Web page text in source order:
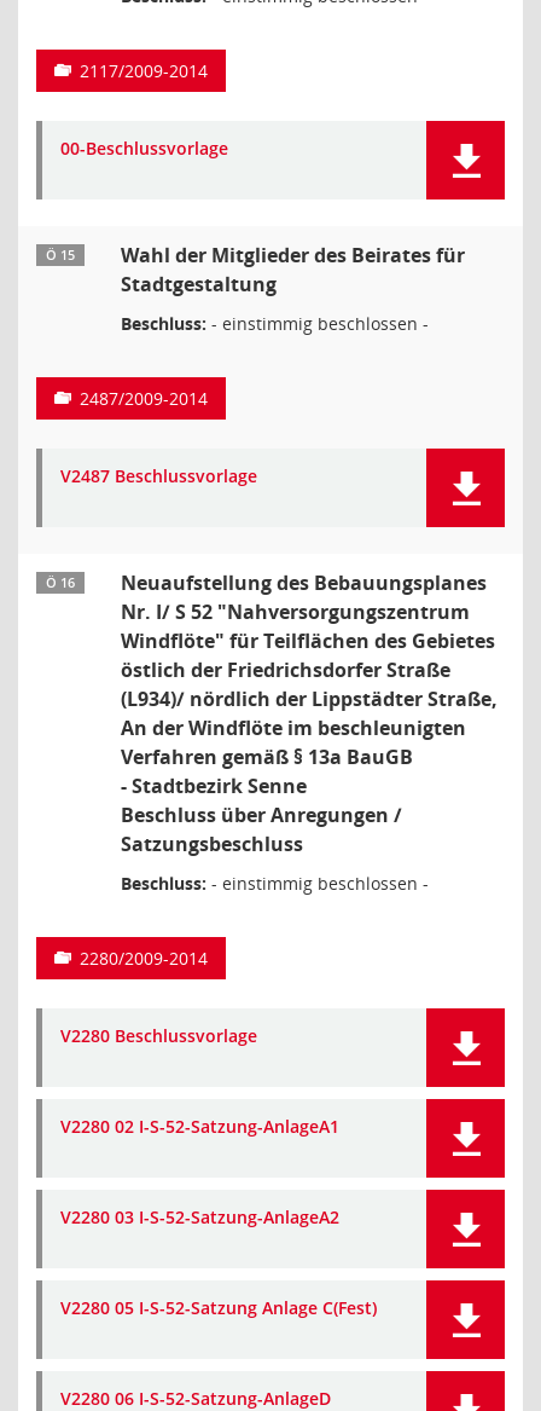
2117/2009-2014
00-Beschlussvorlage
Ö 15
Wahl der Mitglieder des Beirates für
Stadtgestaltung
Beschluss: - einstimmig beschlossen -
2487/2009-2014
V2487 Beschlussvorlage
Ö 16
Neuaufstellung des Bebauungsplanes
Nr. I/ S 52 "Nahversorgungszentrum
Windflöte" für Teilflächen des Gebietes
östlich der Friedrichsdorfer Straße
(L934)/ nördlich der Lippstädter Straße,
An der Windflöte im beschleunigten
Verfahren gemäß § 13a BauGB
- Stadtbezirk Senne
Beschluss über Anregungen /
Satzungsbeschluss
Beschluss: - einstimmig beschlossen -
2280/2009-2014
V2280 Beschlussvorlage
V2280 02 I-S-52-Satzung-AnlageA1
V2280 03 I-S-52-Satzung-AnlageA2
V2280 05 I-S-52-Satzung Anlage C(Fest)
V2280 06 I-S-52-Satzung-AnlageD